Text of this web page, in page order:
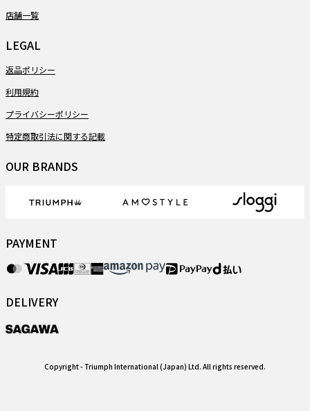
店舗一覧
LEGAL
返品ポリシー
利用規約
プライバシーポリシー
特定商取引法に関する記載
OUR BRANDS
PAYMENT
DELIVERY
Copyright- Triumph International (Japan) Ltd. All rights reserved.